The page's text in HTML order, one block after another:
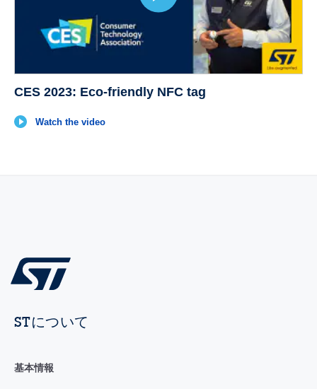
CES 2023: Eco-friendly NFC tag
Watch the video
STについて
基本情報